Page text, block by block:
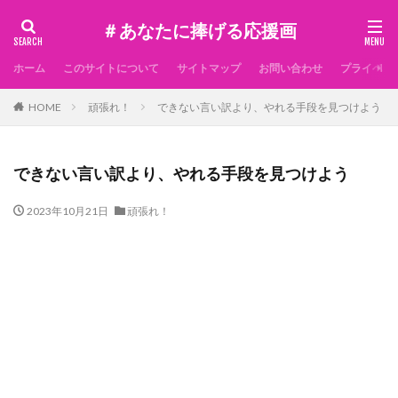
＃あなたに捧げる応援画
ホーム このサイトについて サイトマップ お問い合わせ プライベー
HOME 頑張れ！ できない言い訳より、やれる手段を見つけよう
できない言い訳より、やれる手段を見つけよう
2023年10月21日 頑張れ！